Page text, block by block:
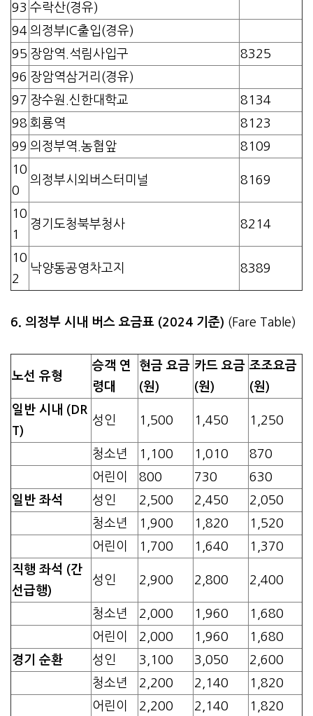
93 수락산(경유)
94 의정부IC출입(경유)
95 장암역.석림사입구
8325
96 장암역삼거리(경유)
97 장수원.신한대학교
8134
98 회룡역
8123
99 의정부역.농협앞
8109
10
0
의정부시외버스터미널 8169
10
1
경기도청북부청사 8214
10
2
낙양동공영차고지 8389
6. 의정부 시내 버스 요금표 (2024 기준) (Fare Table)
노선 유형
승객 연
령대
현금 요금
(원)
카드 요금
(원)
조조요금
(원)
일반 시내 (DR
T)
성인 1,500 1,450 1,250
청소년 1,100 1,010
870
어린이
800 730
630
일반 좌석
성인 2,500 2,450
2,050
청소년
1,900 1,820
1,520
어린이
1,700 1,640
1,370
직행 좌석 (간
선급행)
성인 2,900 2,800 2,400
청소년 2,000 1,960
1,680
어린이
2,000 1,960
1,680
경기 순환
성인 3,100 3,050
2,600
청소년
2,200 2,140
1,820
어린이
2,200 2,140 1,820